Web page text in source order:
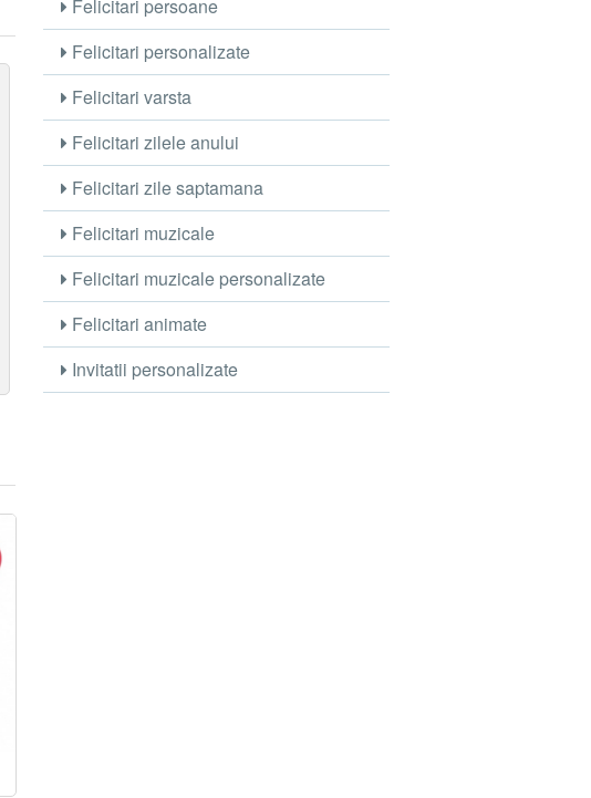
Felicitari persoane
Felicitari personalizate
Felicitari varsta
Felicitari zilele anului
Felicitari zile saptamana
Felicitari muzicale
Felicitari muzicale personalizate
Felicitari animate
Invitatii personalizate